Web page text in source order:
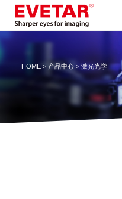
HOME> 产品中心> 激光光学